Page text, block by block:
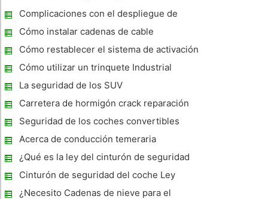
desbloquear las puertas del vehículo. El teclado dio paso a
mandos a di
Complicaciones con el despliegue de
bolsas de aire
Cómo instalar cadenas de cable
Cómo restablecer el sistema de activación
del freno remolque Breakaway Emergencia
Cómo utilizar un trinquete Industrial
Strength Amarre
La seguridad de los SUV
Carretera de hormigón crack reparación
Seguridad de los coches convertibles
Acerca de conducción temeraria
¿Qué es la ley del cinturón de seguridad
Wyoming?
Cinturón de seguridad del coche Ley
California
¿Necesito Cadenas de nieve para el